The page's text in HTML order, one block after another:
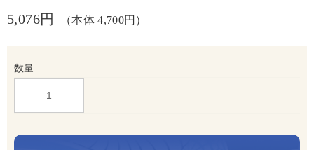
5,076円 （本体 4,700円）
数量